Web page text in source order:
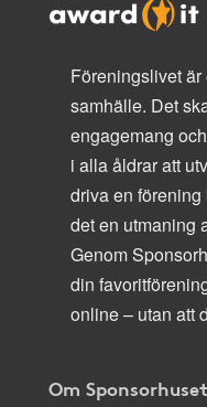
Föreningslivet
samhälle. Det
engagemang
i alla åldrar att
driva en förening
det en utmaning
Genom
din
online – utan att
Om Sponsorhuset